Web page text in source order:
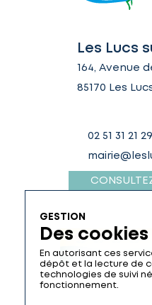
Les Lucs
164, Avenue
85170 Les
02 51 31 21 29
GESTION
Des cookies
En autorisant ces
dépôt et la lecture de
technologies de suivi
fonctionnement.